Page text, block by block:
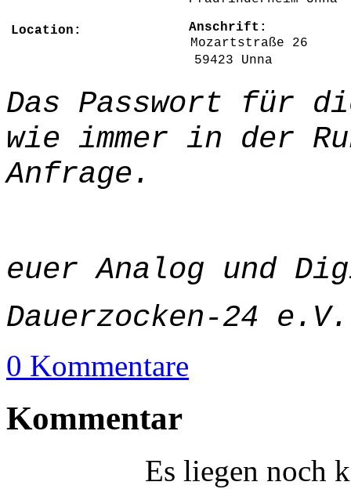
Location:
Anschrift:
Mozartstraße 26
59423 Unna
Das Passwort für
wie immer in der
Anfrage.
euer Analog und
Dauerzocken-24 e.V.
0 Kommentare
Kommentar
Es liegen noch